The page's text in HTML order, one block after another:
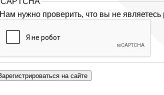
Нам нужно проверить, что вы не